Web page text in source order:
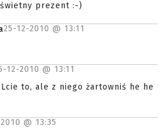
prezent :-)
25-12-2010 @ 13:11
12-2010 @ 13:11
to, ale z niego żartowniś he he
@ 13:35